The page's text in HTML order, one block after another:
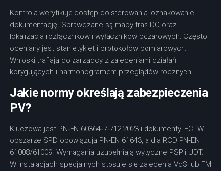
Kontrola weryfikuje dostęp do sterowania, oznakowanie i
dokumentację. Sprawdzane są mapy tras DC oraz
lokalizacja rozłączników i wyłączników pożarowych. Często
oceniany jest stan etykiet i protokołów pomiarowych.
Wnioski trafiają do zarządcy z zaleceniami działań
korygujących i harmonogramem przeglądów rocznych.
Jakie normy określają zabezpieczenia
PV?
Kluczowa jest PN‑EN 60364‑7‑712:2023 i dokumenty IEC. W
obszarze SPD obowiązują PN‑EN 61643, a dla RCD PN‑EN
61008/61009. Wymagania uzupełniają wytyczne PSP i UDT.
W instalacjach specjalnych stosuje się zalecenia VdS lub FM